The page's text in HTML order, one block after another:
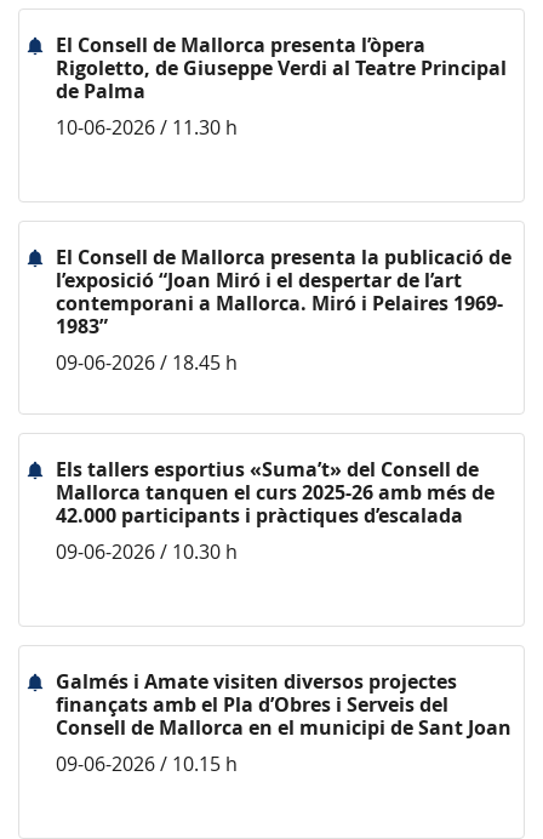
El Consell de Mallorca presenta l’òpera
Rigoletto, de Giuseppe Verdi al Teatre Principal
de Palma
10-06-2026 / 11.30 h
El Consell de Mallorca presenta la publicació de
l’exposició “Joan Miró i el despertar de l’art
contemporani a Mallorca. Miró i Pelaires 1969-
1983”
09-06-2026 / 18.45 h
Els tallers esportius «Suma’t» del Consell de
Mallorca tanquen el curs 2025-26 amb més de
42.000 participants i pràctiques d’escalada
09-06-2026 / 10.30 h
Galmés i Amate visiten diversos projectes
finançats amb el Pla d’Obres i Serveis del
Consell de Mallorca en el municipi de Sant Joan
09-06-2026 / 10.15 h